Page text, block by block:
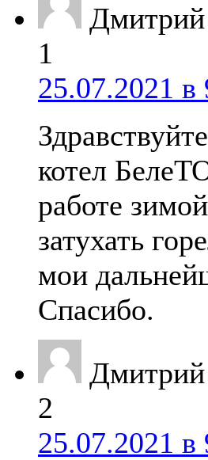
Дмитрий
1
25.07.2021 в
котел
работе
затухать
мои
Спасибо.
Дмитрий
2
25.07.2021 в